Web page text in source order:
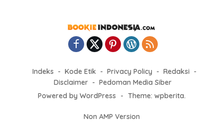
Indeks Kode Etik Privacy Policy
Redaksi
Disclaimer
Pedoman Media Siber
Powered by WordPress
- Theme: wpberita.
Non AMP Version